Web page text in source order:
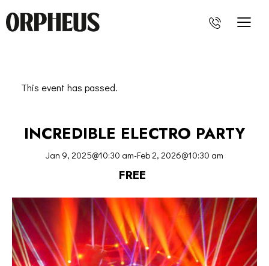
This event has passed.
INCREDIBLE ELECTRO PARTY
Jan 9, 2025@10:30 am-Feb 2, 2026@10:30 am
FREE